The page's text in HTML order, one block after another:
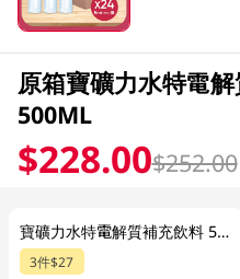
原箱寶礦力水特電
500ML
$228.00$252.00
寶礦力水特電解質補充飲料 500ML
3件$27